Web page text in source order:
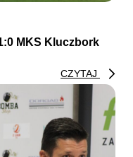
MKS Kluczbork
CZYTAJ